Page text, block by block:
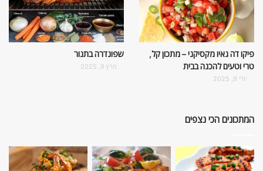
פיקו דה גאיו מקסיקני – מתכון קל,
טרי וטעים להכנה בבית
יולי 9, 2025
שפונדרה בתנור
מרץ 9, 2025
המתכונים הכי נצפים